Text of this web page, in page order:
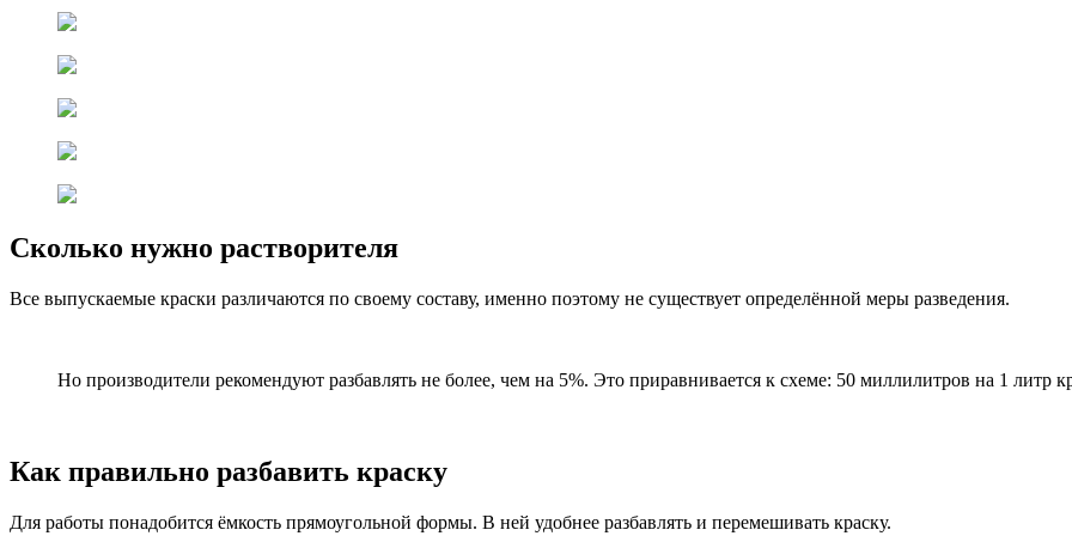
Сколько нужно растворителя
Все выпускаемые краски различаются по своему составу, именно поэтому не существует определённой меры разведения.
Но производители рекомендуют разбавлять не более, чем на 5%. Это приравнивается к схеме: 50 миллилитров на 1 литр
Как правильно разбавить краску
Для работы понадобится ёмкость прямоугольной формы. В ней удобнее разбавлять и перемешивать краску.